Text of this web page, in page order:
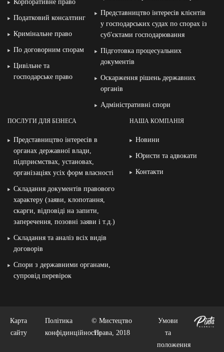
Корпоративне право
Податковий консалтинг
Кримінальне право
По договорним спорам
Цивільне та
господарське право
Представництво інтересів клієнтів
у господарських судах по спорах із
суб′єктами господарювання
Підготовка процесуальних
документів
Оскарження рішень державних
органів
Адміністративні спори
ПОСЛУГИ ДЛЯ БІЗНЕСА
Представництво інтересів в
органах державної влади,
підприємствах, установах,
організаціях усіх форм власності
Складання документів правового
характеру (заяви, клопотання,
скарги, відповіді на запити,
заперечення, позовні заяви і т.д.)
Складання та аналіз всіх видів
договорів
Спори з державними органами,
супровід перевірок
НАША КОМПАНІЯ
Новини
Юристи та адвокати
Контакти
Карта
сайту
Політика
конфідинційности
© Мистецтво
Права, 2018
Умови
та
положення